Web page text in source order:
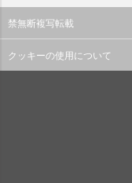
禁無断複写転載
クッキーの使用について